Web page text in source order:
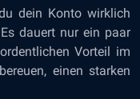
dein Konto wirklich
dauert nur ein paar
Vorteil im
einen starken